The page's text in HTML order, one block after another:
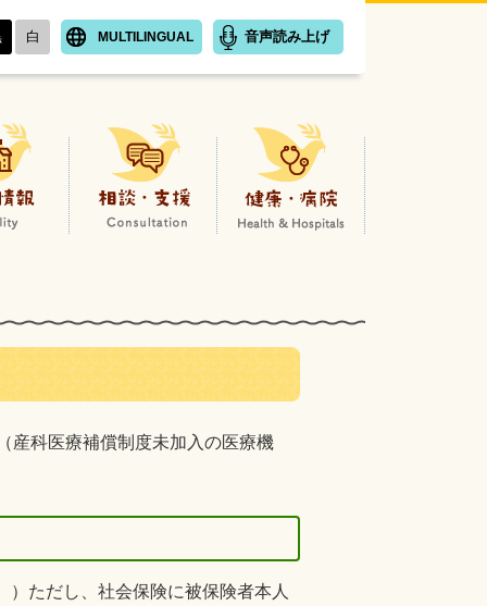
白 MULTILINGUAL 音声読み上げ
施設情報 相談・支援
産科医療補償制度未加入の医療機
ただし、社会保険に被保険者本人